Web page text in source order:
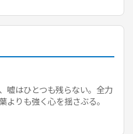
嘘はひとつも残らない。全力
よりも強く心を揺さぶる。